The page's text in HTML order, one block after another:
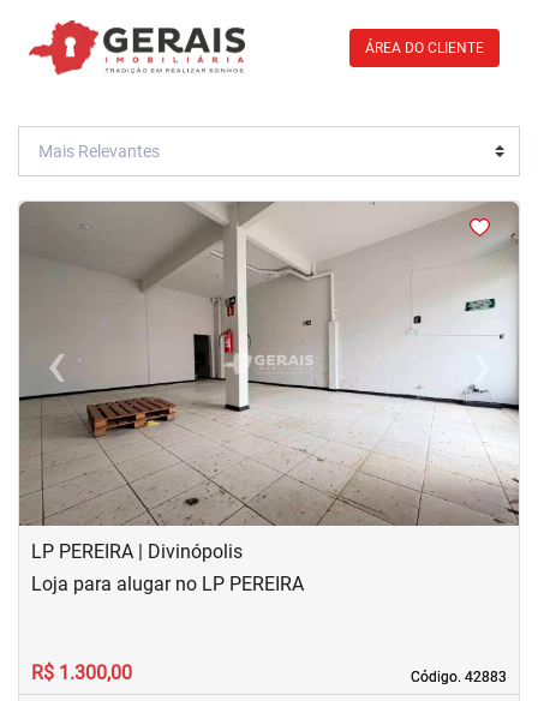
ÁREA DO CLIENTE
<
‹Previous ›
LP PEREIRA | Divinópolis
Código. 42883
Código. 42883
Loja para alugar no LP PEREIRA
R$ 1.300,00